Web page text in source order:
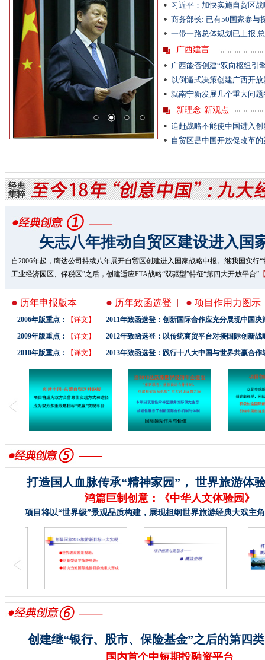
习近平：加快实施自贸区
商务部长: 已有50国家参与
一带一路总体规划已上报
广西建言
广西能否创建“双向枢纽引
以倒逼式决策创建广西开
就南宁新发展几个重大问
新理念·新观点
追赶战略不能使中国进入
自贸区是中国开放促改革
矢志八年推动自贸区建设进入国
自2006年起，鹰达公司持续八年展开自贸区创建进入国家战略申报。继我国实行
工业经济园区、保税区”之后，创建适应FTA战略“双驱型”特征“第四大开放平台”
历年申报版本
2006年版重点：
【详文】
2009年版重点：
【详文】
2010年版重点：
【详文】
历年致函选登 | 项目作用力图示
2011年致函选登：创新国际合作应充分展现中国决
2012年致函选登：以传统商贸平台对接国际创新战
2013年致函选登：践行十八大中国与世界共赢合作
打造国人血脉传承“精神家园”， 世界旅游体
鸿篇巨制创意：《中华人文体验园》
项目将以“世界级”景观品质构建，展现担纲世界旅游经典大戏主
创建继“银行、股市、保险基金”之后的第四
国内首个中短期投融资平台